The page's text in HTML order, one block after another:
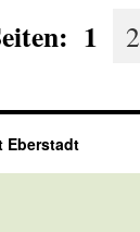
1 2
Eberstadt